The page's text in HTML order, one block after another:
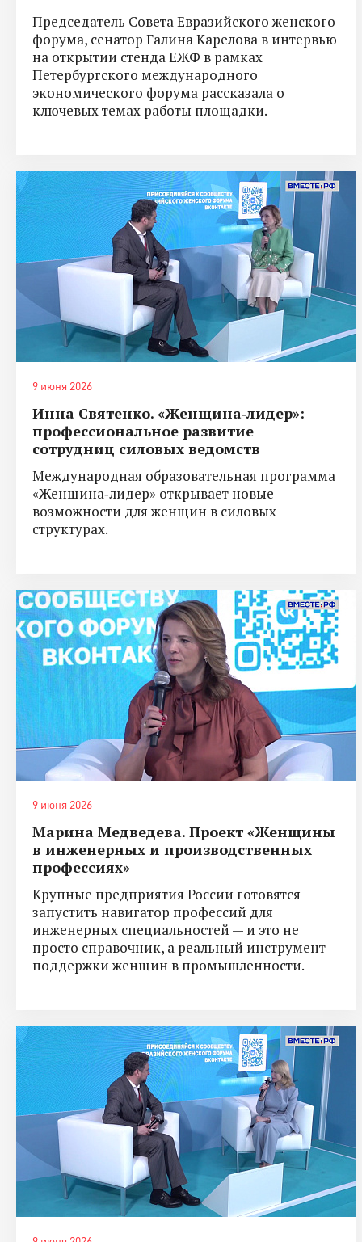
Председатель Совета Евразийского женского
форума, сенатор Галина Карелова в интервью
на открытии стенда ЕЖФ в рамках
Петербургского международного
экономического форума рассказала о
ключевых темах работы площадки.
9 июня 2026
Инна Святенко. «Женщина‑лидер»:
профессиональное развитие
сотрудниц силовых ведомств
Международная образовательная программа
«Женщина‑лидер» открывает новые
возможности для женщин в силовых
структурах.
9 июня 2026
Марина Медведева. Проект «Женщины
в инженерных и производственных
профессиях»
Крупные предприятия России готовятся
запустить навигатор профессий для
инженерных специальностей — и это не
просто справочник, а реальный инструмент
поддержки женщин в промышленности.